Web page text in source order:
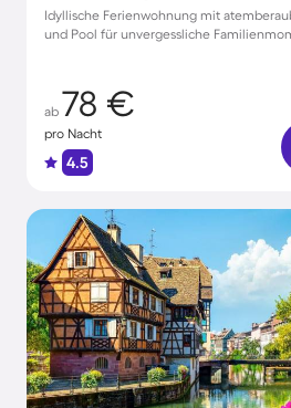
Idyllische Ferienwohnung mit
und Pool für unvergessliche
ab 78 €
pro Nacht
4.5